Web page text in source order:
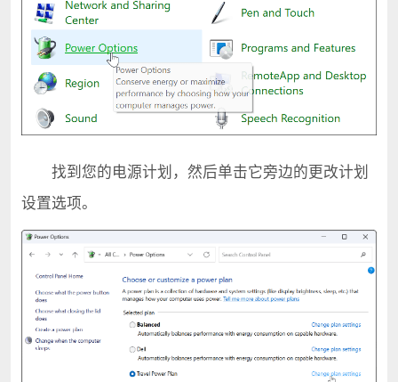
找到您的电源计划，然后单击它旁边的更改计划
设置选项。